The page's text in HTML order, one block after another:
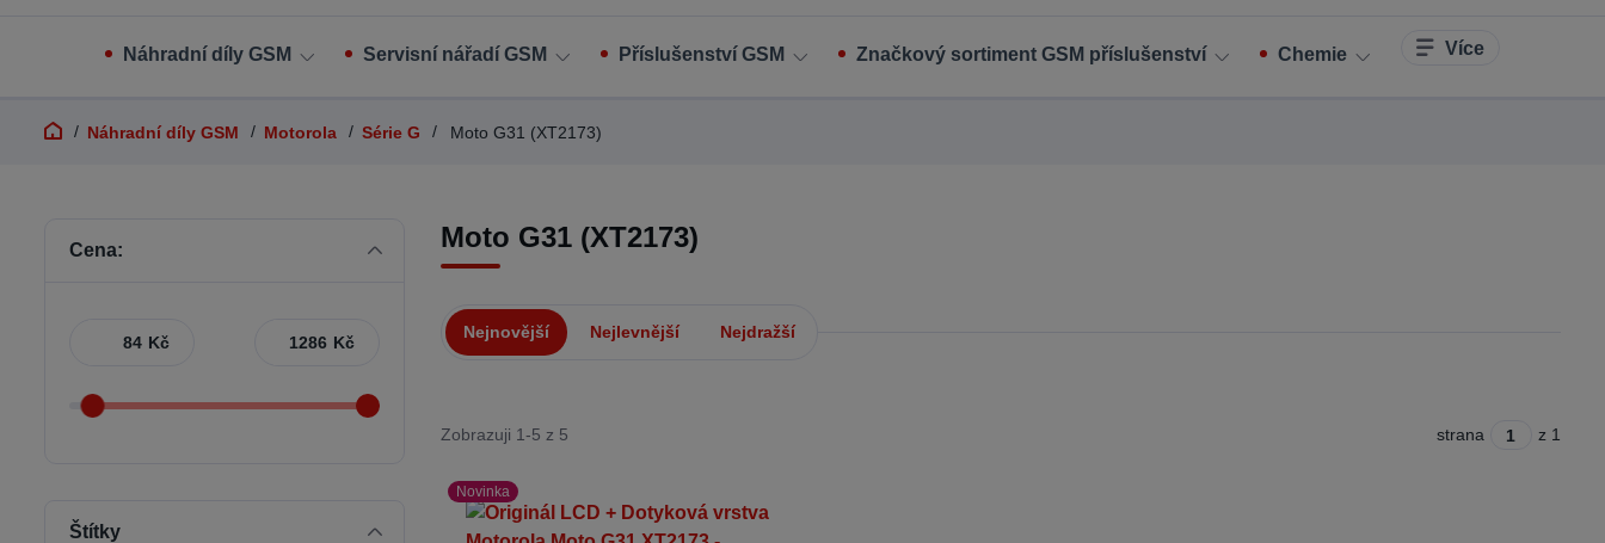
Náhradní díly GSM Servisní nářadí GSM Příslušenství GSM Značkový sortiment GSM příslušenství Chemie Více
Náhradní díly GSM Motorola Série G Moto G31 (XT2173)
Moto G31 (XT2173)
Nejnovější Nejlevnější Nejdražší
Zobrazuji 1-5 z 5 strana z 1
Novinka
Cena:
Kč Kč
Štítky